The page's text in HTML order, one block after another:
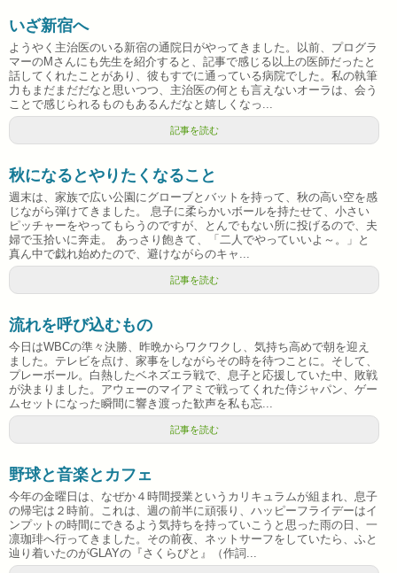
いざ新宿へ
ようやく主治医のいる新宿の通院日がやってきました。以前、プログラ
マーのMさんにも先生を紹介すると、記事で感じる以上の医師だったと
話してくれたことがあり、彼もすでに通っている病院でした。私の執筆
力もまだまだだなと思いつつ、主治医の何とも言えないオーラは、会う
ことで感じられるものもあるんだなと嬉しくなっ...
記事を読む
秋になるとやりたくなること
週末は、家族で広い公園にグローブとバットを持って、秋の高い空を感
じながら弾けてきました。 息子に柔らかいボールを持たせて、小さい
ピッチャーをやってもらうのですが、とんでもない所に投げるので、夫
婦で玉拾いに奔走。 あっさり飽きて、「二人でやっていいよ～。」と
真ん中で戯れ始めたので、避けながらのキャ...
記事を読む
流れを呼び込むもの
今日はWBCの準々決勝、昨晩からワクワクし、気持ち高めで朝を迎え
ました。テレビを点け、家事をしながらその時を待つことに。そして、
プレーボール。白熱したベネズエラ戦で、息子と応援していた中、敗戦
が決まりました。アウェーのマイアミで戦ってくれた侍ジャパン、ゲー
ムセットになった瞬間に響き渡った歓声を私も忘...
記事を読む
野球と音楽とカフェ
今年の金曜日は、なぜか４時間授業というカリキュラムが組まれ、息子
の帰宅は２時前。これは、週の前半に頑張り、ハッピーフライデーはイ
ンプットの時間にできるよう気持ちを持っていこうと思った雨の日、一
凛珈琲へ行ってきました。その前夜、ネットサーフをしていたら、ふと
辿り着いたのがGLAYの『さくらびと』（作詞...